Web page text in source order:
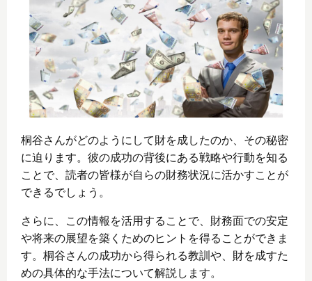
桐谷さんがどのようにして財を成したのか、その秘密
に迫ります。彼の成功の背後にある戦略や行動を知る
ことで、読者の皆様が自らの財務状況に活かすことが
できるでしょう。
さらに、この情報を活用することで、財務面での安定
や将来の展望を築くためのヒントを得ることができま
す。桐谷さんの成功から得られる教訓や、財を成すた
めの具体的な手法について解説します。